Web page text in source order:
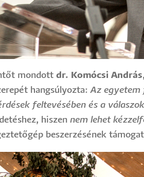
mondott dr. Komócsi András
hangsúlyozta:Az egyetem
feltevésében és a
hiszen nem lehet
beszerzésének